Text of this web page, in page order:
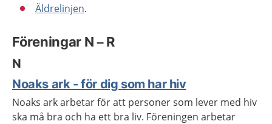
Äldrelinjen.
Föreningar N – R
N
Noaks ark - för dig som har hiv
Noaks ark arbetar för att personer som lever med hiv
ska må bra och ha ett bra liv. Föreningen arbetar